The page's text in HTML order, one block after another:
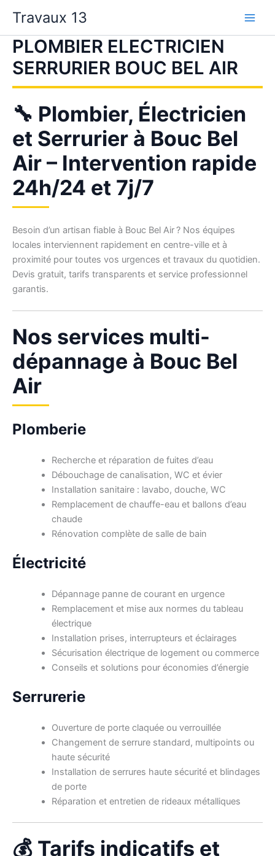
contenu
Travaux 13
PLOMBIER ELECTRICIEN
SERRURIER BOUC BEL AIR
🔧 Plombier, Électricien
et Serrurier à Bouc Bel
Air – Intervention rapide
24h/24 et 7j/7
Besoin d’un artisan fiable à Bouc Bel Air ? Nos équipes
locales interviennent rapidement en centre-ville et à
proximité pour toutes vos urgences et travaux du quotidien.
Devis gratuit, tarifs transparents et service professionnel
garantis.
Nos services multi-
dépannage à Bouc Bel
Air
Plomberie
Recherche et réparation de fuites d’eau
Débouchage de canalisation, WC et évier
Installation sanitaire : lavabo, douche, WC
Remplacement de chauffe-eau et ballons d’eau
chaude
Rénovation complète de salle de bain
Électricité
Dépannage panne de courant en urgence
Remplacement et mise aux normes du tableau
électrique
Installation prises, interrupteurs et éclairages
Sécurisation électrique de logement ou commerce
Conseils et solutions pour économies d’énergie
Serrurerie
Ouverture de porte claquée ou verrouillée
Changement de serrure standard, multipoints ou
haute sécurité
Installation de serrures haute sécurité et blindages
de porte
Réparation et entretien de rideaux métalliques
💰 Tarifs indicatifs et